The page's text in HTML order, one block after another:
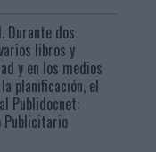
Durante dos
libros y
y en los medios
planificación, el
Publidocnet:
Publicitario